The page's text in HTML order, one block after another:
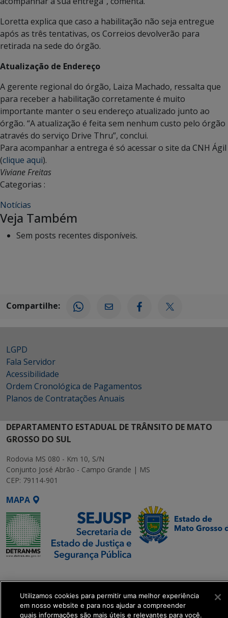
Loretta explica que caso a habilitação não seja entregue
após as três tentativas, os Correios devolverão para
retirada na sede do órgão.
Atualização de Endereço
A gerente regional do órgão, Laiza Machado, ressalta que
para receber a habilitação corretamente é muito
importante manter o seu endereço atualizado junto ao
órgão. “A atualização é feita sem nenhum custo pelo órgão
através do serviço Drive Thru”, conclui.
Para acompanhar a entrega é só acessar o site da CNH Ágil
(clique aqui).
Viviane Freitas
Categorias :
Notícias
Veja Também
Sem posts recentes disponíveis.
Compartilhe:
LGPD
Fala Servidor
Acessibilidade
Ordem Cronológica de Pagamentos
Planos de Contratações Anuais
DEPARTAMENTO ESTADUAL DE TRÂNSITO DE MATO
GROSSO DO SUL
Rodovia MS 080 - Km 10, S/N
Conjunto José Abrão - Campo Grande | MS
CEP: 79114-901
MAPA
Executiva de
Transformação Digital
Utilizamos cookies para permitir uma melhor experiência
em nosso website e para nos ajudar a compreender
quais informações são mais úteis e relevantes para você.